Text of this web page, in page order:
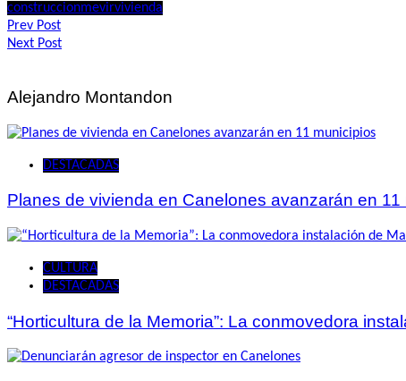
construccionmevirvivienda
Navegación
de
Prev Post
Next Post
Alejandro Montandon
DESTACADAS
Planes de vivienda en Canelones avanzarán en 11
CULTURA
DESTACADAS
“Horticultura de la Memoria”: La conmovedora